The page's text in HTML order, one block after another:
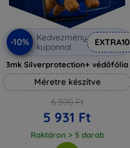
-10%
Kedvezmény
kuponnal
EXTRA10
3mk Silverprotection+ védőfólia
Méretre készítve
6 590 Ft
5 931 Ft
Raktáron > 5 darab